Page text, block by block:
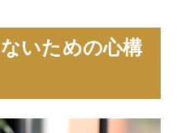
いための心構